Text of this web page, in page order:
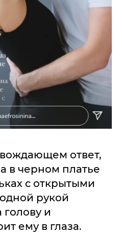
ответ,
в черном платье
с открытыми
рукой
и
ему в глаза.